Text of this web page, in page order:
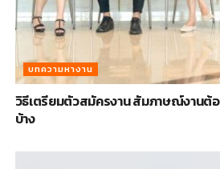
บทความหางาน
วิธีเตรียมตัวสมัครงาน สัมภาษณ์งานต้
บ้าง